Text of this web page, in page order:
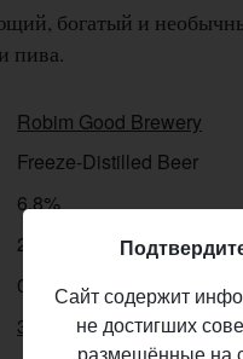
богатый и
пива.
Robim Good Brewery
Freeze-Distilled Beer
6,8%
25 IBU
05.10.2019
3.507
Сайт содержит
не достигших
размещённые на